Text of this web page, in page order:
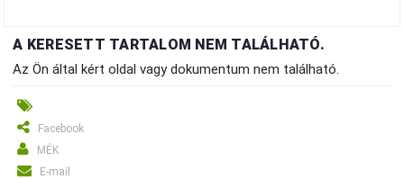
A KERESETT TARTALOM NEM TALÁLHATÓ.
Az Ön által kért oldal vagy dokumentum nem található.
Facebook
MÉK
E-mail